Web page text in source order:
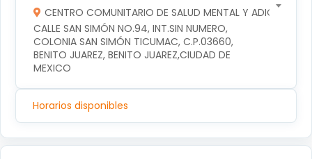
CENTRO COMUNITARIO DE SALUD MENTAL Y ADICCIONES
CALLE SAN SIMÓN NO.94, INT.SIN NUMERO,
COLONIA SAN SIMÓN TICUMAC, C.P.03660,
BENITO JUAREZ, BENITO JUAREZ,CIUDAD DE
MEXICO
Horarios disponibles